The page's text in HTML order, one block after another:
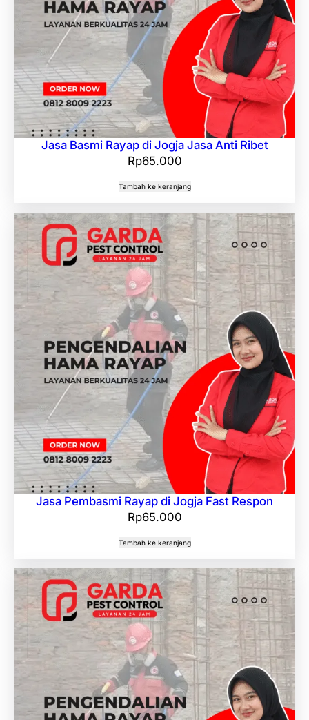
Jasa Basmi Rayap di Jogja Jasa Anti Ribet
Rp65.000
Tambah ke keranjang
Jasa Pembasmi Rayap di Jogja Fast Respon
Rp65.000
Tambah ke keranjang